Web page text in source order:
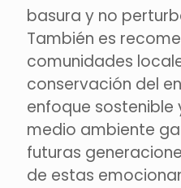
basura y no
También es
comunidades
conservación del
enfoque sostenible
medio ambiente
futuras
de estas